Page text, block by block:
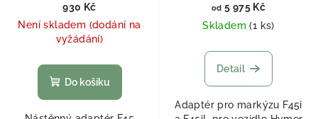
930 Kč
Není skladem (dodání na
vyžádání)
Do košíku
od 5 975 Kč
Skladem(1 ks)
Detail
Adaptér pro markýzu F45i